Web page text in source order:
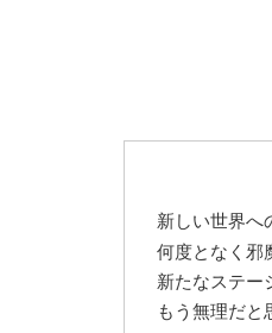
新しい世界へ
何度となく邪
新たなステー
もう無理だと